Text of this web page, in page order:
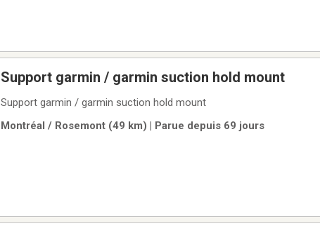
Support garmin / garmin suction hold mount
Support garmin / garmin suction hold mount
Montréal / Rosemont (49 km) | Parue depuis 69 jours